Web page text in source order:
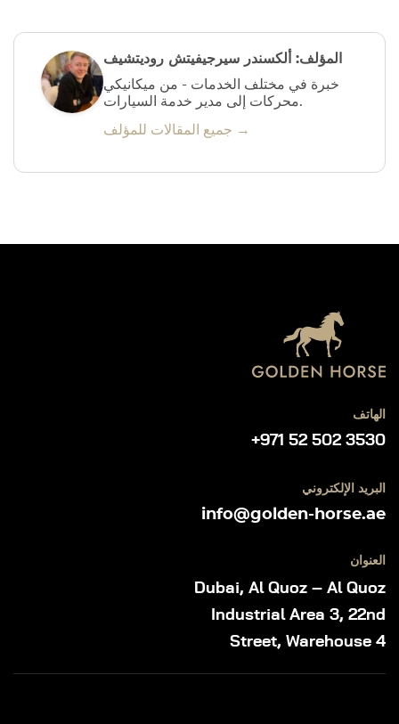
المؤلف: ألكسندر سيرجيفيتش روديتشيف
خبرة في مختلف الخدمات - من ميكانيكي
محركات إلى مدير خدمة السيارات.
جميع المقالات للمؤلف →
الهاتف
+971 52 502 3530
البريد الإلكتروني
info@golden-horse.ae
العنوان
Dubai, Al Quoz – Al Quoz
Industrial Area 3, 22nd
Street, Warehouse 4